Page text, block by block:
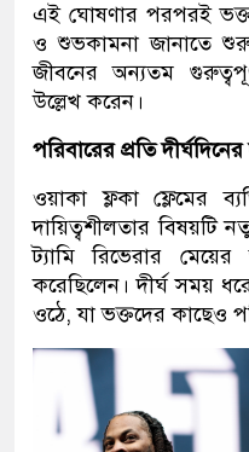
এই ঘোষণার পরপরই
ও শুভকামনা জানাতে
জীবনের অন্যতম
উল্লেখ করেন।
পরিবারের প্রতি
ওয়াকা ফ্লকা ফ্লেমের
দায়িত্বশীলতার বিষয়টি
ট্যামি রিভেরার
করেছিলেন। দীর্ঘ সময়
ওঠে, যা ভক্তদের কাছেও